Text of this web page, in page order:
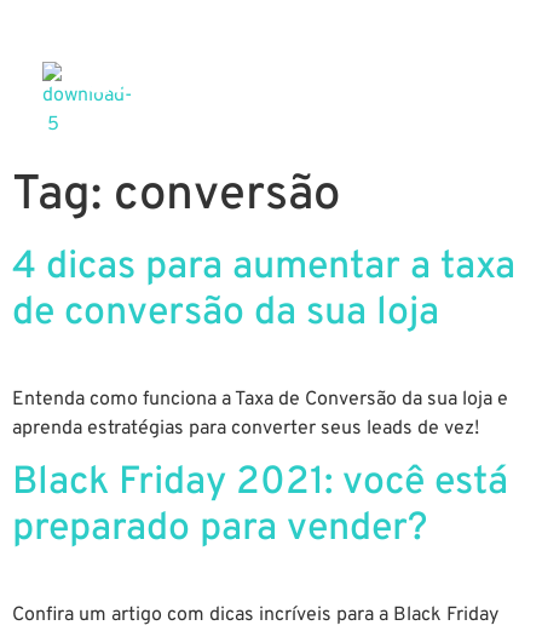
Tag: conversão
4 dicas para aumentar a taxa
de conversão da sua loja
Entenda como funciona a Taxa de Conversão da sua loja e
aprenda estratégias para converter seus leads de vez!
Black Friday 2021: você está
preparado para vender?
Confira um artigo com dicas incríveis para a Black Friday